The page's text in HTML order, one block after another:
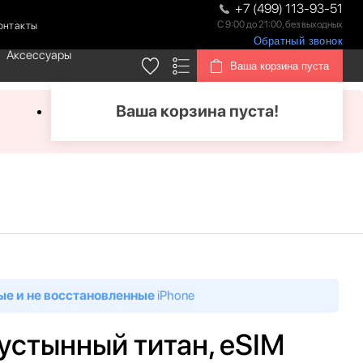
+7 (499) 113-93-51
С 9:00 до 21:00, без выходных
Обратный звонок
Аксессуары
Ваша корзина пуста
Ваша корзина пуста!
и не восстановленныеiPhone
титан, eSIM